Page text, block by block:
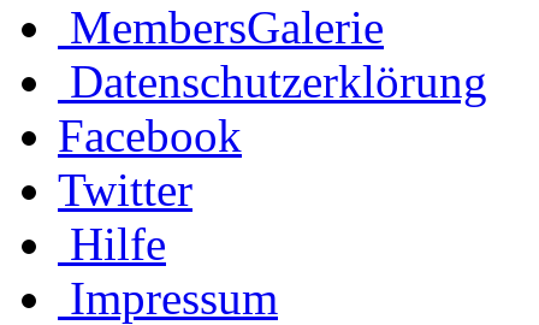
MembersGalerie
Datenschutzerklörung
Facebook
Twitter
Hilfe
Impressum